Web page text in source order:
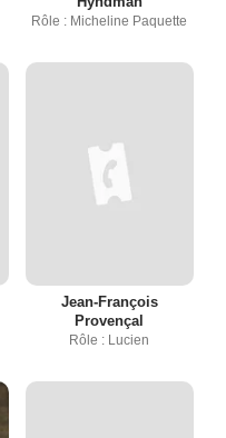
Rôle : Micheline Paquette
Jean-François
Provençal
Rôle : Lucien